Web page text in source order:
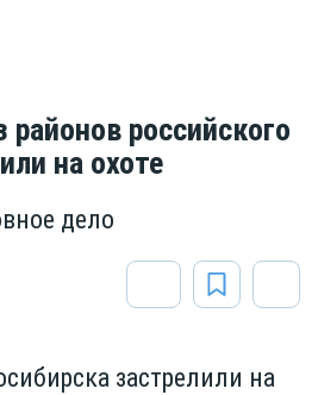
районов российского
на охоте
дело
застрелили на